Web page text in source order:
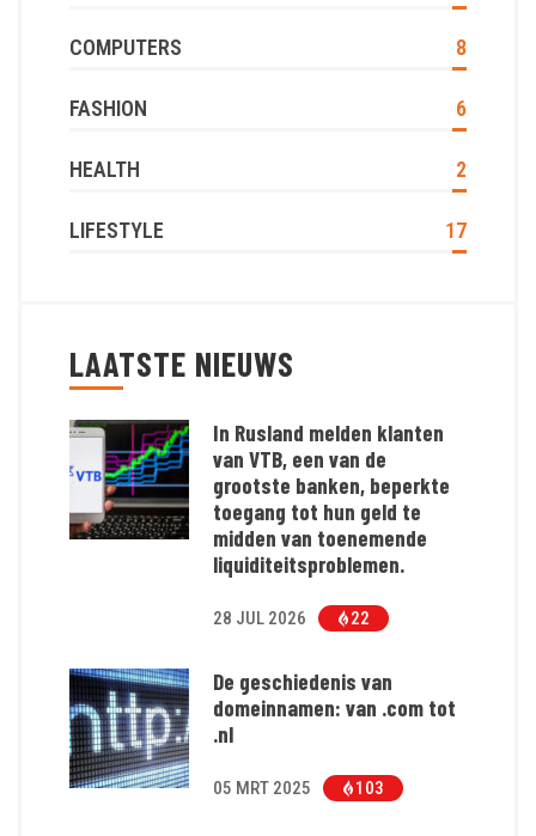
COMPUTERS 8
FASHION 6
HEALTH 2
LIFESTYLE 17
LAATSTE NIEUWS
In Rusland melden klanten
van VTB, een van de
grootste banken, beperkte
toegang tot hun geld te
midden van toenemende
liquiditeitsproblemen.
28 JUL 2026 22
De geschiedenis van
domeinnamen: van .com tot
.nl
05 MRT 2025 103